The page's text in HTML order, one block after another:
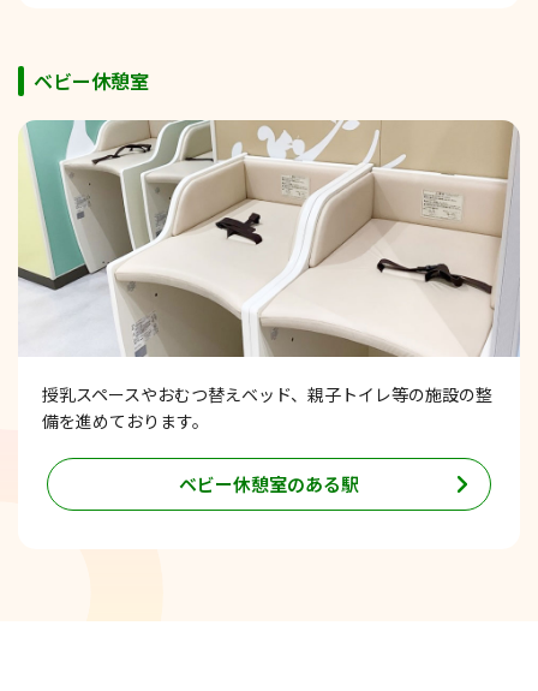
ベビー休憩室
授乳スペースやおむつ替えベッド、親子トイレ等の施設の整
備を進めております。
ベビー休憩室のある駅